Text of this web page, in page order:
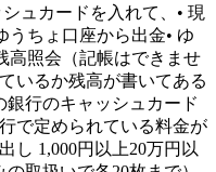
ュカードを入れて、• 現
うちょ口座から出金• ゆ
高照会（記帳はできませ
いるか残高が書いてある
行のキャッシュカード
で定められている料金が
し 1,000円以上20万円以